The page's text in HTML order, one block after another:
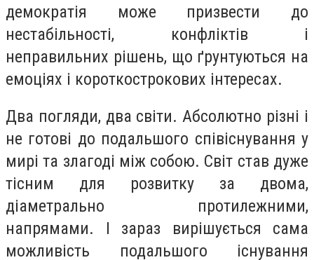
демократія може призвести до
нестабільності, конфліктів і
неправильних рішень, що ґрунтуються на
емоціях і короткострокових інтересах.
Два погляди, два світи. Абсолютно різні і
не готові до подальшого співіснування у
мирі та злагоді між собою. Світ став дуже
тісним для розвитку за двома,
діаметрально протилежними,
напрямами. І зараз вирішується сама
можливість подальшого існування